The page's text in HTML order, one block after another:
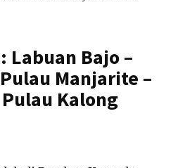
Labuan Bajo –
Manjarite –
Kalong